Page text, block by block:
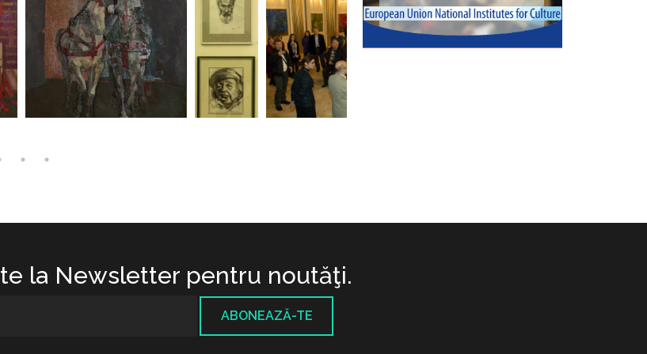
la Newsletter pentru noutăţi.
ABONEAZĂ-TE